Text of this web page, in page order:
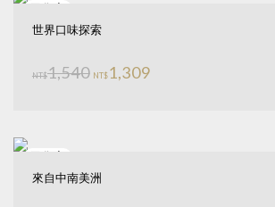
世界口味探索
NT$1,540 原始價格：NT$1,540。
NT$1,309目前價格：NT$1,309。
來自中南美洲